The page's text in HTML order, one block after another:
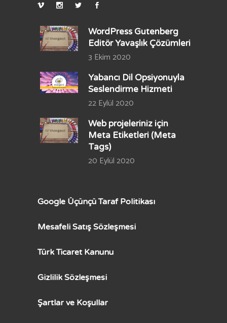
WordPress Gutenberg
Editör Yavaşlık Çözümleri
3 Ekim 2020
Yabancı Dil Opsiyonuyla
Seslendirme Hizmeti
22 Eylül 2020
Web projeleriniz için
Meta Etiketleri (Meta
Tags)
20 Eylül 2020
Google Üçünçü Taraf Politikası
Mesafeli Satış Sözleşmesi
Türk Ticaret Kanunu
Gizlilik Sözleşmesi
Şartlar ve Koşullar